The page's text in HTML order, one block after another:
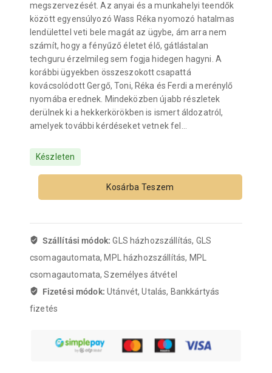
megszervezését. Az anyai és a munkahelyi teendők
között egyensúlyozó Wass Réka nyomozó hatalmas
lendülettel veti bele magát az ügybe, ám arra nem
számít, hogy a fényűző életet élő, gátlástalan
techguru érzelmileg sem fogja hidegen hagyni. A
korábbi ügyekben összeszokott csapattá
kovácsolódott Gergő, Toni, Réka és Ferdi a merénylő
nyomába erednek. Mindeközben újabb részletek
derülnek ki a hekkerkörökben is ismert áldozatról,
amelyek további kérdéseket vetnek fel…
Készleten
Kosárba Teszem
Szállítási módok:GLS házhozszállítás, GLS
csomagautomata, MPL házhozszállítás, MPL
csomagautomata, Személyes átvétel
Fizetési módok:Utánvét, Utalás, Bankkártyás
fizetés